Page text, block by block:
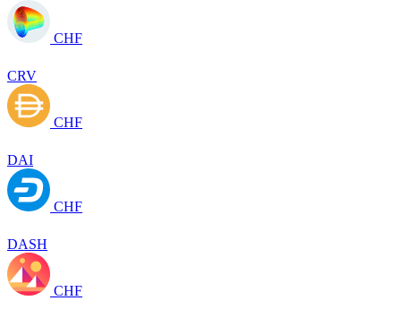
CHF
CRV
CHF
DAI
CHF
DASH
CHF